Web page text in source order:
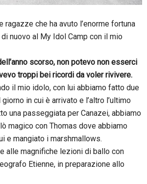
ragazze che ha avuto l’enorme fortuna
nuovo al My Idol Camp con il mio
scorso, non potevo non esserci
troppi bei ricordi da voler rivivere.
il mio idolo, con lui abbiamo fatto due
in cui è arrivato e l’altro l’ultimo
una passeggiata per Canazei, abbiamo
magico con Thomas dove abbiamo
e mangiato i marshmallows.
alle magnifiche lezioni di ballo con
Etienne, in preparazione allo